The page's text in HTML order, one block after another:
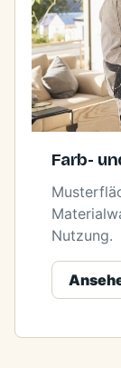
Farb-
Nutzung.